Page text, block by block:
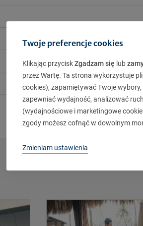
Twoje preferencje cookies
Klikając przyciskZgadzam się lub
przez Wartę. Ta strona wykorzystuje
cookies), zapamiętywać Twoje
zapewniać wydajność, analizować
(wydajnościowe i marketingowe
zgody możesz cofnąć w dowolnym
Zmieniam ustawienia